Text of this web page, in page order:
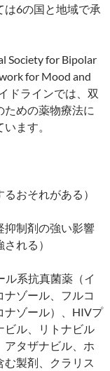
は6の国と地域で承
Society for Bipolar
for Mood and
ドラインでは、双
めの薬物療法に
ます。
おそれがある）
抑制剤の強い影響
れる）
ル系抗真菌薬（イ
ナゾール、フルコ
ナゾール）、HIVプ
ビル、リトナビル
アタザナビル、ホ
製剤、クラリス